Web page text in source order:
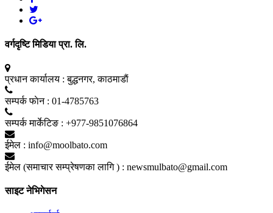
वर्गदृष्टि मिडिया प्रा. लि.
प्रधान कार्यालय : बुद्धनगर, काठमाडाैं
सम्पर्क फाेन : 01-4785763
सम्पर्क मार्केटिङ : +977-9851076864
ईमेल : info@moolbato.com
ईमेल (समाचार सम्प्रेषणका लागि ) : newsmulbato@gmail.com
साइट नेभिगेसन